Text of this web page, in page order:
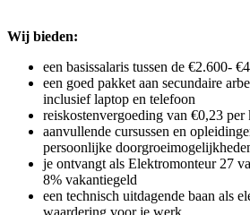
Wij bieden:
een basissalaris tussen de €2.600-
een goed pakket aan secundaire
inclusief laptop en telefoon
reiskostenvergoeding van €0,23 per
aanvullende cursussen en
persoonlijke
je ontvangt als Elektromonteur 27
8% vakantiegeld
een technisch uitdagende baan als
waardering voor je werk